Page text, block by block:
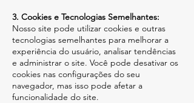
3. Cookies e Tecnologias Semelhantes:
Nosso site pode utilizar cookies e outras
tecnologias semelhantes para melhorar a
experiência do usuário, analisar tendências
e administrar o site. Você pode desativar os
cookies nas configurações do seu
navegador, mas isso pode afetar a
funcionalidade do site.